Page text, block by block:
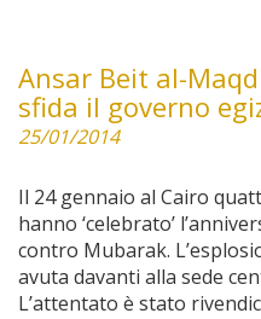
Ansar Beit al-
sfida il governo
25/01/2014
Il 24 gennaio al Cairo
hanno ‘celebrato’
contro Mubarak.
avuta davanti alla sede
L’attentato è stato